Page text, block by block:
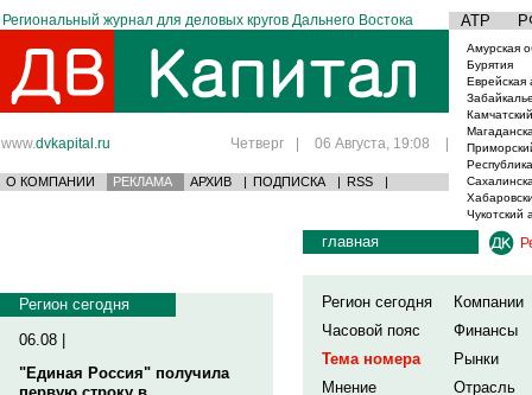
Региональный журнал для деловых кругов Дальнего Востока АТР
www.dvkapital.ru Четверг | 06 Августа, 19:08 |
О КОМПАНИИ РЕКЛАМА АРХИВ | ПОДПИСКА | RSS |
Амурская
Бурятия
Еврейская
Чукотский
Регион сегодня
06.08 |
"Единая Россия" получила
главная
Регион сегодня
Компании
Часовой пояс
Финансы
Тема номера
Рынки
Мнение
Отрасль